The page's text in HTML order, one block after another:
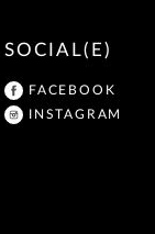
SOCIAL(E)
FACEBOOK
INSTAGRAM